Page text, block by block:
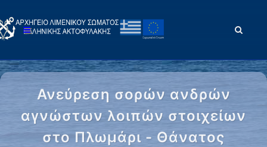
Ανεύρεση σορών ανδρών
αγνώστων λοιπών στοιχείων
στο Πλωμάρι - Θάνατος